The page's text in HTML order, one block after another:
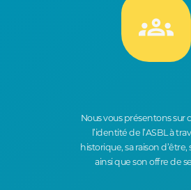
Nous vous présentons sur
l’identité de l’ASBL à
historique, sa raison d’être,
ainsi que son offre de